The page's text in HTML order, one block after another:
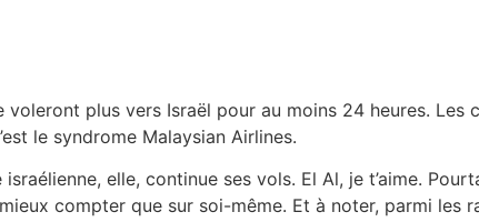
plus vers Israël pour au moins 24 heures. Les
le syndrome Malaysian Airlines.
elle, continue ses vols. El Al, je t’aime.
compter que sur soi-même. Et à noter, parmi les